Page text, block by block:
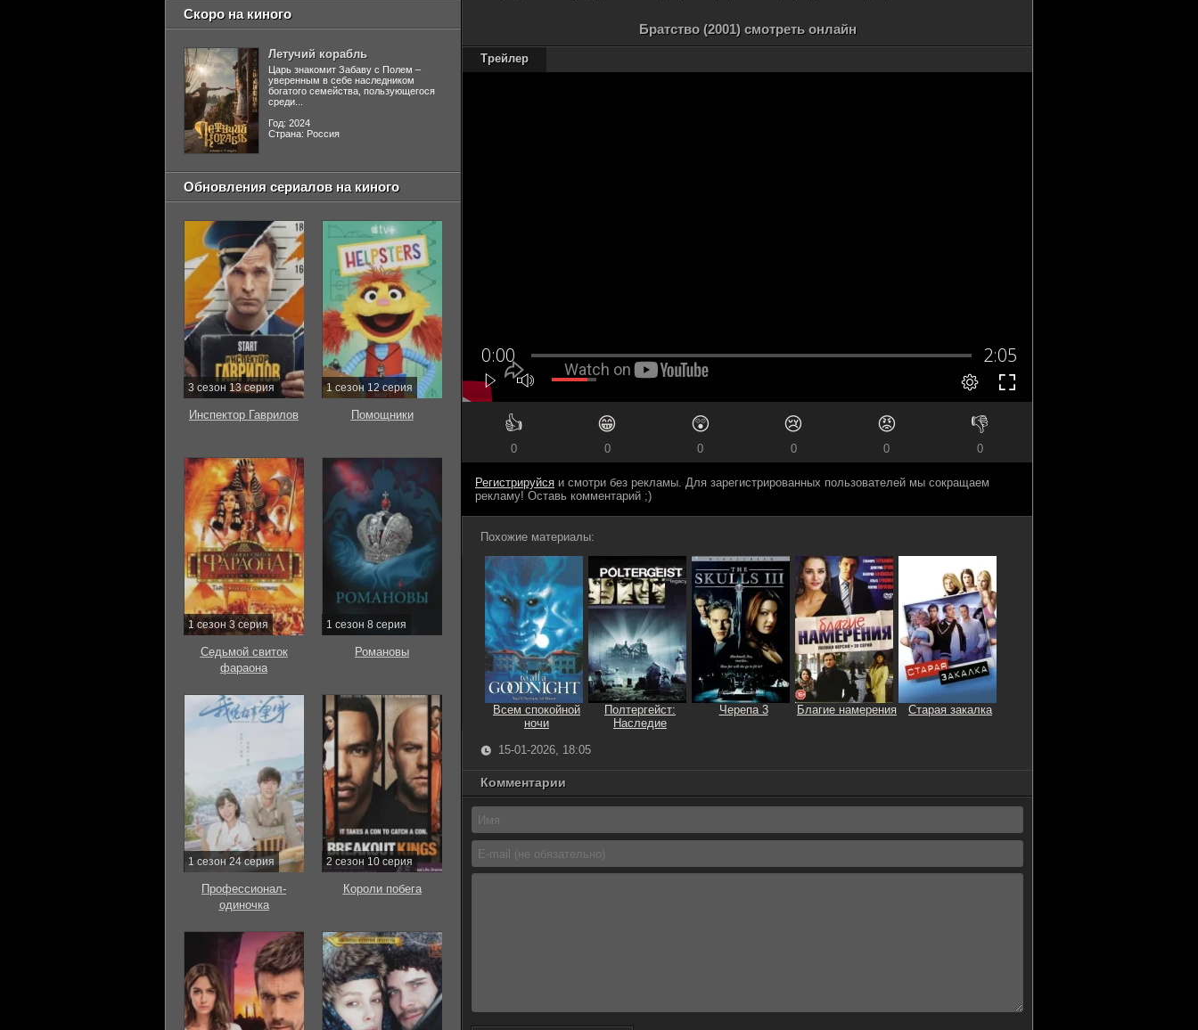
Братство (2001) смотреть онлайн
Трейлер
👍
0
😁
0
😲
0
😢
0
😡
0
👎
0
Регистрируйся и смотри без рекламы. Для зарегистрированных пользователей мы сокращаем
рекламу! Оставь комментарий ;)
Похожие материалы:
Всем спокойной
ночи
Полтергейст:
Наследие
Черепа 3 Благие намерения Старая закалка
15-01-2026, 18:05
Комментарии
Скоро на киного
Летучий корабль
Царь знакомит Забаву с Полем –
уверенным в себе наследником
богатого семейства, пользующегося
среди...
Год: 2024
Страна: Россия
Обновления сериалов на киного
3 сезон 13 серия
Инспектор Гаврилов
1 сезон 12 серия
Помощники
1 сезон 3 серия
Седьмой свиток
фараона
1 сезон 8 серия
Романовы
1 сезон 24 серия
Профессионал-
одиночка
2 сезон 10 серия
Короли побега